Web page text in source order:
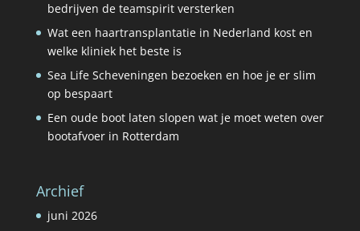
bedrijven de teamspirit versterken
Wat een haartransplantatie in Nederland kost en
welke kliniek het beste is
Sea Life Scheveningen bezoeken en hoe je er slim
op bespaart
Een oude boot laten slopen wat je moet weten over
bootafvoer in Rotterdam
Archief
juni 2026